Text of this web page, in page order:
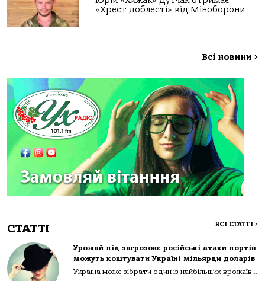
«Хрест доблесті» від Міноборони
Всі новини >
СТАТТІ ВСІ СТАТТІ >
Урожай під загрозою: російські атаки портів
можуть коштувати Україні мільярди доларів
Україна може зібрати один із найбільших врожаїв...